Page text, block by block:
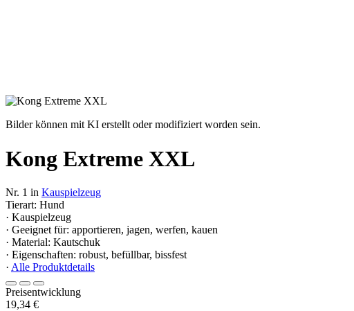
Bilder können mit KI erstellt oder modifiziert worden sein.
Kong Extreme XXL
Nr. 1 in Kauspielzeug
Tierart: Hund
· Kauspielzeug
· Geeignet für: apportieren, jagen, werfen, kauen
· Material: Kautschuk
· Eigenschaften: robust, befüllbar, bissfest
· Alle Produktdetails
Preisentwicklung
19,34 €